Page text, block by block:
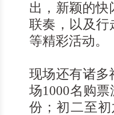
出，新颖的快
联奏，以及行
等精彩活动。
现场还有诸多
场1000名购
份；初二至